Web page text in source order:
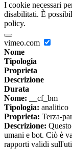
I cookie necessari
disabilitati. È
policy.
vimeo.com
Nome
Tipologia
Proprieta
Descrizione
Durata
Nome: __cf_bm
Tipologia: analitico
Proprieta: Terza-
Descrizione:
umani e bot. Ciò è
rapporti validi